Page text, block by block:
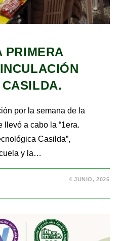
PRIMERA
por la semana de la
a cabo la “1era.
Casilda”,
y la…
4 JUNIO, 2026